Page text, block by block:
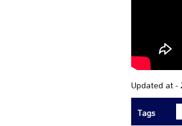
Updated at -
Tags